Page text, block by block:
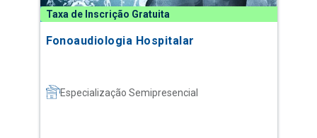
Taxa de Inscrição Gratuita
Fonoaudiologia Hospitalar
Especialização Semipresencial